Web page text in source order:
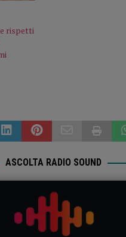
rispetti
ASCOLTA RADIO SOUND